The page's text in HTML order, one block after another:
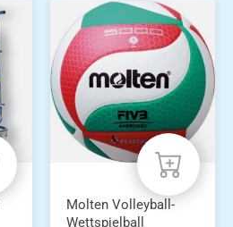
Molten Volleyball-
Wettspielball